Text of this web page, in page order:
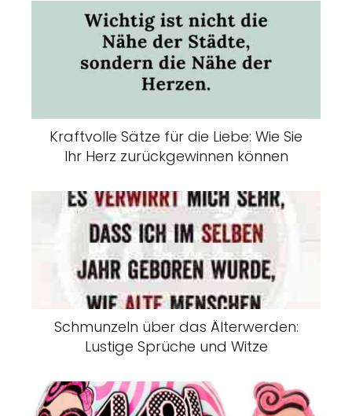
Kraftvolle Sätze für die Liebe: Wie Sie
Ihr Herz zurückgewinnen können
Schmunzeln über das Älterwerden:
Lustige Sprüche und Witze